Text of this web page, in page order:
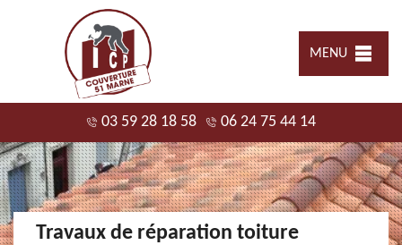
MENU
03 59 28 18 58 06 24 75 44 14
Travaux de réparation toiture